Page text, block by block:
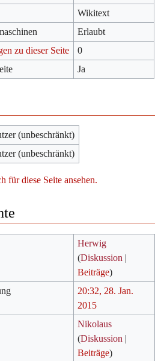
Wikitext
Erlaubt
zu dieser Seite
0
Ja
(unbeschränkt)
(unbeschränkt)
für diese Seite ansehen.
Herwig
(Diskussion |
Beiträge)
20:32, 28. Jan.
2015
Nikolaus
(Diskussion |
Beiträge)